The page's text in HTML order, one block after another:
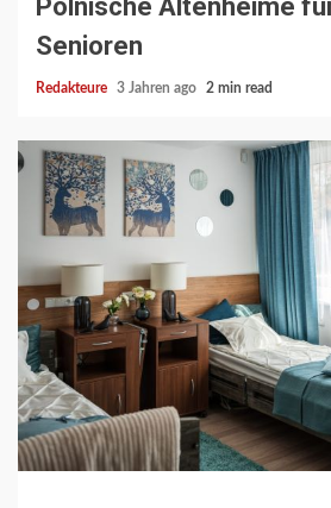
Polnische Altenheime
Senioren
Redakteure 3 Jahren ago 2 min read